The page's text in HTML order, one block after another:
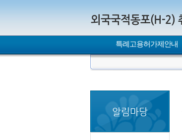
특례고용허가제안내
알림마당